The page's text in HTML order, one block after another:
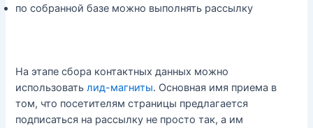
по собранной базе можно выполнять рассылку
На этапе сбора контактных данных можно
использоватьлид-магниты. Основная имя приема в
том, что посетителям страницы предлагается
подписаться на рассылку не просто так, а им